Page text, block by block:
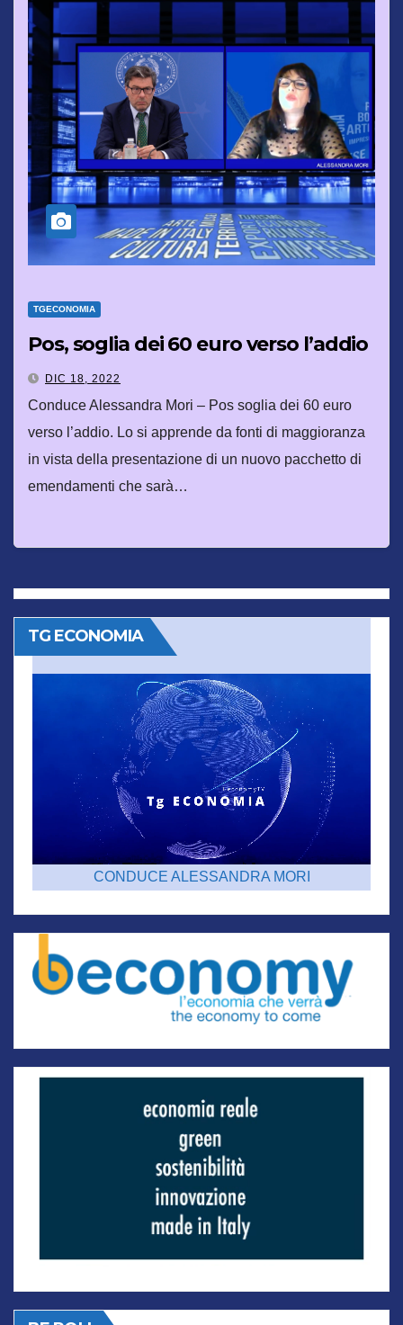
TGECONOMIA
Pos, soglia dei 60 euro verso l’addio
DIC 18, 2022
Conduce Alessandra Mori – Pos soglia dei 60 euro
verso l’addio. Lo si apprende da fonti di maggioranza
in vista della presentazione di un nuovo pacchetto di
emendamenti che sarà…
TG ECONOMIA
CONDUCE ALESSANDRA MORI